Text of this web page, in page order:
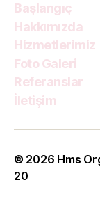
Başlangıç
Hakkımızda
Hizmetlerimiz
Foto Galeri
Referanslar
İletişim
© 2026 Hms
20